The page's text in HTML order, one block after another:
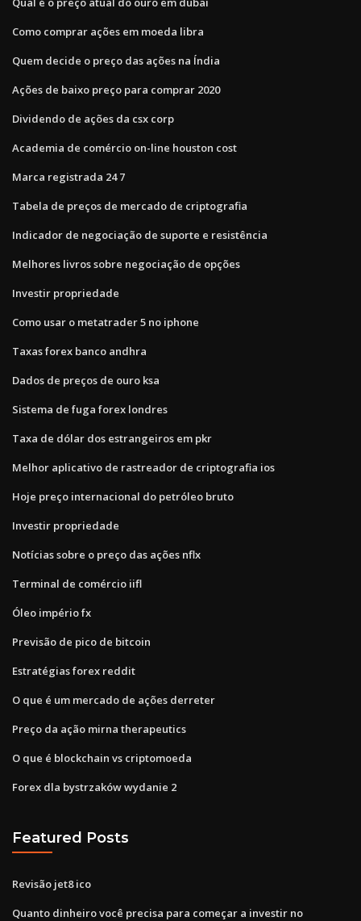
Como comprar ações em moeda libra
Quem decide o preço das ações na Índia
Ações de baixo preço para comprar 2020
Dividendo de ações da csx corp
Academia de comércio on-line houston cost
Marca registrada 24 7
Tabela de preços de mercado de criptografia
Indicador de negociação de suporte e resistência
Melhores livros sobre negociação de opções
Investir propriedade
Como usar o metatrader 5 no iphone
Taxas forex banco andhra
Dados de preços de ouro ksa
Sistema de fuga forex londres
Taxa de dólar dos estrangeiros em pkr
Melhor aplicativo de rastreador de criptografia ios
Hoje preço internacional do petróleo bruto
Investir propriedade
Notícias sobre o preço das ações nflx
Terminal de comércio iifl
Óleo império fx
Previsão de pico de bitcoin
Estratégias forex reddit
O que é um mercado de ações derreter
Preço da ação mirna therapeutics
O que é blockchain vs criptomoeda
Forex dla bystrzaków wydanie 2
Featured Posts
Revisão jet8 ico
Quanto dinheiro você precisa para começar a investir no